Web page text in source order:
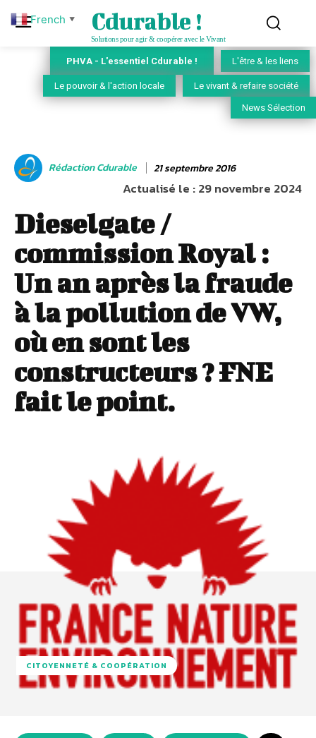
Cdurable !
Solutions pour agir & coopérer avec le Vivant
PHVA - L'essentiel Cdurable ! L'être & les liens
Le pouvoir & l'action locale Le vivant & refaire société
News Sélection
Rédaction Cdurable 21 septembre 2016
Actualisé le :29 novembre 2024
Dieselgate /
commission Royal :
Un an après la fraude
à la pollution de VW,
où en sont les
constructeurs ? FNE
fait le point.
CITOYENNETÉ & COOPÉRATION
French ▼